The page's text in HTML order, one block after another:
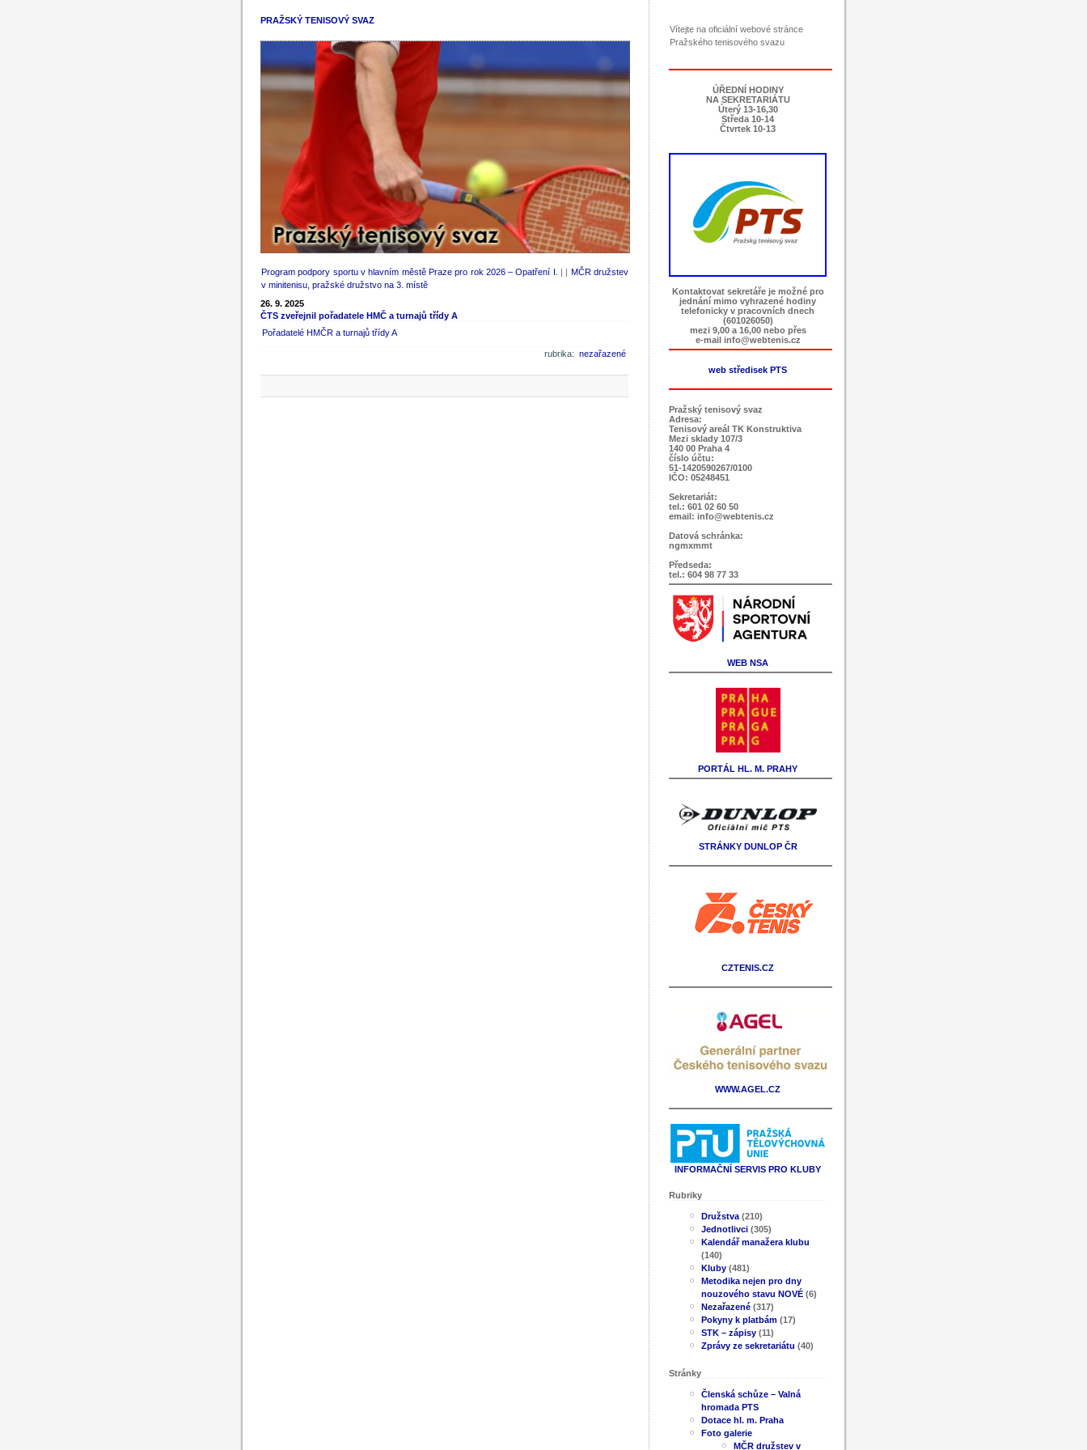
PRAŽSKÝ TENISOVÝ SVAZ
Program podpory sportu v hlavním městě Praze pro rok 2026 – Opatření I. | | MČR družstev
v minitenisu, pražské družstvo na 3. místě
26. 9. 2025
ČTS zveřejnil pořadatele HMČ a turnajů třídy A
Pořadatelé HMČR a turnajů třídy A
rubrika: nezařazené
Vítejte na oficiální webové stránce
Pražského tenisového svazu
ÚŘEDNÍ HODINY
NA SEKRETARIÁTU
Úterý 13-16,30
Středa 10-14
Čtvrtek 10-13
Kontaktovat sekretáře je možné pro
jednání mimo vyhrazené hodiny
telefonicky v pracovních dnech
(601026050)
mezi 9,00 a 16,00 nebo přes
e-mail info@webtenis.cz
web středisek PTS
Pražský tenisový svaz
Adresa:
Tenisový areál TK Konstruktiva
Mezi sklady 107/3
140 00 Praha 4
číslo účtu:
51-1420590267/0100
IČO: 05248451
Sekretariát:
tel.: 601 02 60 50
email: info@webtenis.cz
Datová schránka:
ngmxmmt
Předseda:
tel.: 604 98 77 33
WEB NSA
PORTÁL HL. M. PRAHY
STRÁNKY DUNLOP ČR
CZTENIS.CZ
WWW.AGEL.CZ
INFORMAČNÍ SERVIS PRO KLUBY
Rubriky
Družstva (210)
Jednotlivci (305)
Kalendář manažera klubu
(140)
Kluby (481)
Metodika nejen pro dny
nouzového stavu NOVÉ (6)
Nezařazené (317)
Pokyny k platbám (17)
STK – zápisy (11)
Zprávy ze sekretariátu (40)
Stránky
Členská schůze – Valná
hromada PTS
Dotace hl. m. Praha
Foto galerie
MČR družstev v